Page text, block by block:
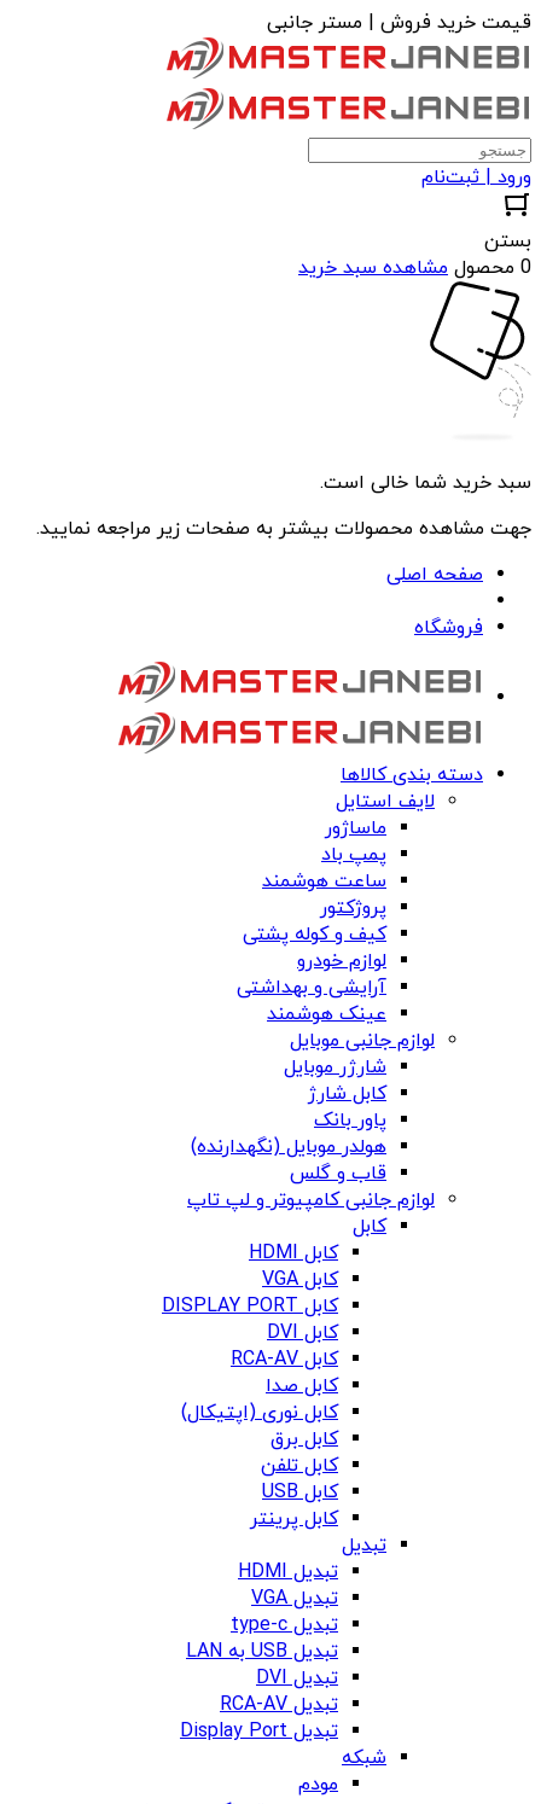
قیمت خرید فروش | مستر جانبی
ورود | ثبت‌نام
بستن
0 محصول
مشاهده سبد خرید
سبد خرید شما خالی است.
جهت مشاهده محصولات بیشتر به صفحات زیر مراجعه نمایید.
صفحه اصلی
فروشگاه
دسته بندی کالاها
لایف استایل
ماساژور
پمپ باد
ساعت هوشمند
پروژکتور
کیف و کوله پشتی
لوازم خودرو
آرایشی و بهداشتی
عینک هوشمند
لوازم جانبی موبایل
شارژر موبایل
کابل شارژ
پاور بانک
هولدر موبایل (نگهدارنده)
قاب و گلس
لوازم جانبی کامپیوتر و لپ تاپ
کابل
کابل HDMI
کابل VGA
کابل DISPLAY PORT
کابل DVI
کابل RCA-AV
کابل صدا
کابل نوری (اپتیکال)
کابل برق
کابل تلفن
کابل USB
کابل پرینتر
تبدیل
تبدیل HDMI
تبدیل VGA
تبدیل type-c
تبدیل USB به LAN
تبدیل DVI
تبدیل RCA-AV
تبدیل Display Port
شبکه
مودم